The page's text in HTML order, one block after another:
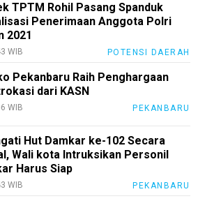
TPTM Rohil Pasang Spanduk
Penerimaan Anggota Polri
2021
WIB POTENSI DAERAH
Pekanbaru Raih Penghargaan
dari KASN
WIB PEKANBARU
Hut Damkar ke-102 Secara
Wali kota Intruksikan Personil
Harus Siap
WIB PEKANBARU